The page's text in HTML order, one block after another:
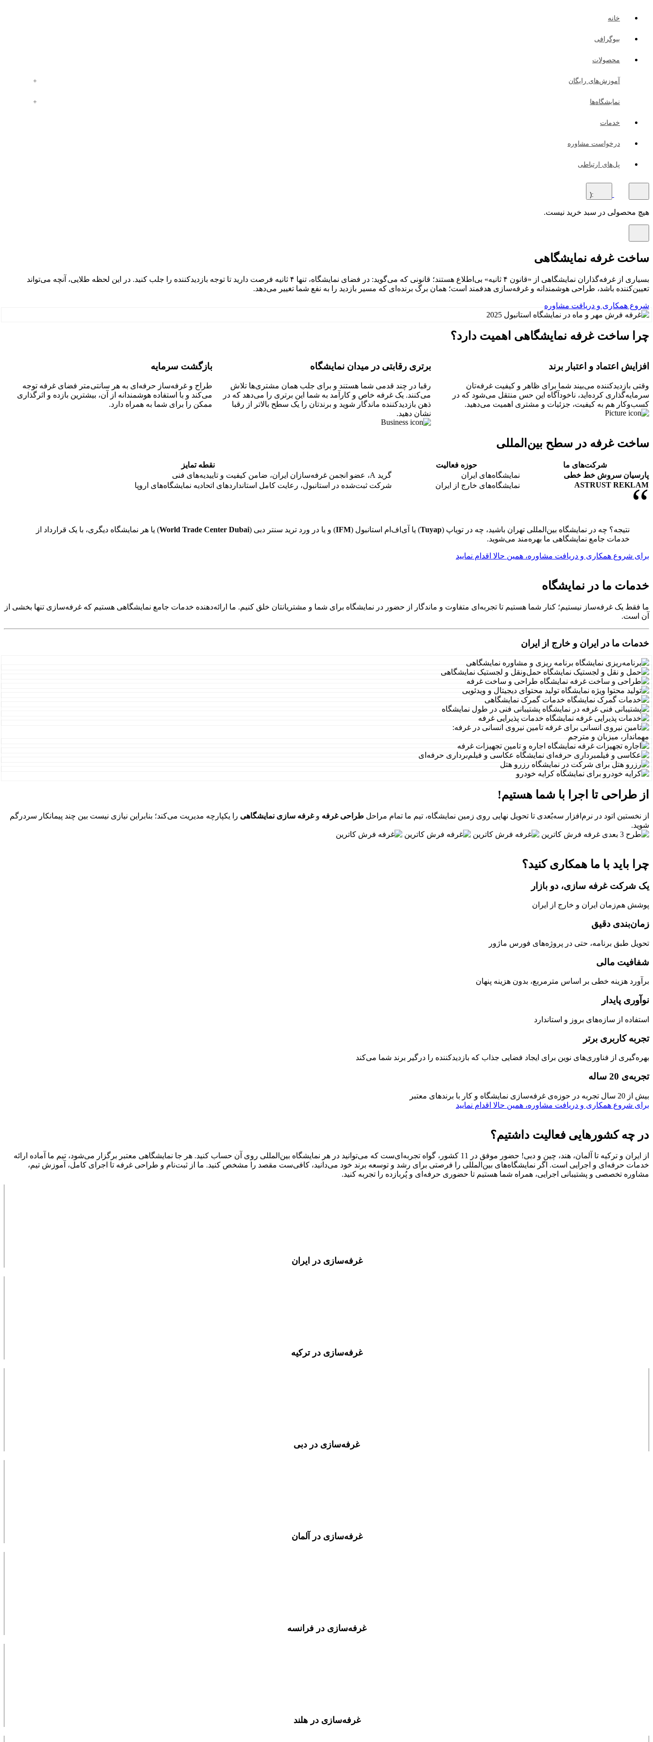
خانه
بیوگرافی
محصولات
آموزش‌های رایگان
نمایشگاه‌ها
خدمات
درخواست مشاوره
پل‌های ارتباطی
:(
هیچ محصولی در سبد خرید نیست.
ساخت غرفه نمایشگاهی
بسیاری از غرفه‌گذاران نمایشگاهی از «قانون ۴ ثانیه» بی‌اطلاع هستند؛ قانونی که می‌گوید: در فضای نمایشگاه، تنها ۴ ثانیه فرصت دارید تا توجه بازدیدکننده را جلب کنید. در این لحظه‌ طلایی، آنچه می‌تواند
تعیین‌کننده باشد، طراحی هوشمندانه و غرفه‌سازی هدفمند است؛ همان برگ برنده‌ای که مسیر بازدید را به نفع شما تغییر می‌دهد.
شروع همکاری و دریافت مشاوره
چرا ساخت غرفه نمایشگاهی اهمیت دارد؟
افزایش اعتماد و اعتبار برند
وقتی بازدیدکننده می‌بیند شما برای ظاهر و کیفیت غرفه‌تان
سرمایه‌گذاری کرده‌اید، ناخودآگاه این حس منتقل می‌شود که در
کسب‌وکار هم به کیفیت، جزئیات و مشتری اهمیت می‌دهید.
برتری رقابتی در میدان نمایشگاه
رقبا در چند قدمی شما هستند و برای جلب همان مشتری‌ها تلاش
می‌کنند. یک غرفه خاص و کارآمد به شما این برتری را می‌دهد که در
ذهن بازدیدکننده ماندگار شوید و برندتان را یک سطح بالاتر از رقبا
نشان دهید.
بازگشت سرمایه
طراح و غرفه‌ساز حرفه‌ای به هر سانتی‌متر فضای غرفه توجه
می‌کند و با استفاده هوشمندانه از آن، بیشترین بازده و اثرگذاری
ممکن را برای شما به همراه دارد.
ساخت غرفه در سطح بین‌المللی
شرکت‌های ما حوزه فعالیت
نقطه تمایز
پارسیان سروش خط خطی
نمایشگاه‌های ایران
گرید A، عضو انجمن غرفه‌سازان ایران، ضامن کیفیت و تاییدیه‌های فنی
ASTRUST REKLAM
نمایشگاه‌های خارج از ایران شرکت ثبت‌شده در استانبول، رعایت کامل استانداردهای اتحادیه نمایشگاه‌های اروپا “
نتیجه؟ چه در نمایشگاه بین‌المللی تهران باشید، چه در تویاپ (Tuyap) یا آی‌اف‌ام استانبول (IFM) و یا در ورد ترید سنتر دبی (World Trade Center Dubai) یا هر نمایشگاه دیگری، با یک قرارداد از
خدمات جامع نمایشگاهی ما بهره‌مند می‌شوید.
برای شروع همکاری و دریافت مشاوره، همین حالا اقدام نمایید
خدمات ما در نمایشگاه
ما فقط یک غرفه‌ساز نیستیم؛ کنار شما هستیم تا تجربه‌ای متفاوت و ماندگار از حضور در نمایشگاه برای شما و مشتریانتان خلق کنیم. ما ارائه‌دهنده خدمات جامع نمایشگاهی هستیم که غرفه‌سازی تنها بخشی از
آن است.
خدمات ما در ایران و خارج از ایران
برنامه ریزی و مشاوره نمایشگاهی
حمل‌ونقل و لجستیک نمایشگاهی
طراحی و ساخت غرفه
تولید محتوای دیجیتال و ویدئویی
خدمات گمرک نمایشگاهی
پشتیبانی فنی در طول نمایشگاه
خدمات پذیرایی غرفه
تامین نیروی انسانی در غرفه:
مهماندار، میزبان و مترجم​
اجاره و تامین تجهیزات غرفه
عکاسی و فیلم‌برداری حرفه‌ای
رزرو هتل
کرایه خودرو
از طراحی تا اجرا با شما هستیم!
از نخستین اتود در نرم‌افزار سه‌بُعدی تا تحویل نهایی روی زمین نمایشگاه، تیم ما تمام مراحل طراحی غرفه وغرفه سازی نمایشگاهی را یکپارچه مدیریت می‌کند؛ بنابراین نیازی نیست بین چند پیمانکار سردرگم
شوید.
چرا باید با ما همکاری کنید؟
یک شرکت غرفه سازی، دو بازار
پوشش هم‌زمان ایران و خارج از ایران
زمان‌بندی دقیق
تحویل طبق برنامه، حتی در پروژه‌های فورس ماژور
شفافیت مالی
برآورد هزینه خطی بر اساس مترمربع، بدون هزینه‌ پنهان
نوآوری پایدار
استفاده از سازه‌‌های بروز و استاندارد
تجربه کاربری برتر
بهره‌گیری از فناوری‌های نوین برای ایجاد فضایی جذاب که بازدیدکننده را درگیر برند شما می‌کند
تجربه‌ی 20 ساله
بیش از 20 سال تجربه در حوزه‌ی غرفه‌سازی نمایشگاه و کار با برندهای معتبر
برای شروع همکاری و دریافت مشاوره، همین حالا اقدام نمایید
در چه کشورهایی فعالیت داشتیم؟
از ایران و ترکیه تا آلمان، هند، چین و دبی! حضور موفق در 11 کشور، گواه تجربه‌ای‌ست که می‌توانید در هر نمایشگاه بین‌المللی روی آن حساب کنید. هر جا نمایشگاهی معتبر برگزار می‌شود، تیم ما آماده‌ ارائه
خدمات حرفه‌ای و اجرایی است. اگر نمایشگاه‌های بین‌المللی را فرصتی برای رشد و توسعه برند خود می‌دانید، کافی‌ست مقصد را مشخص کنید. ما از ثبت‌نام و طراحی غرفه تا اجرای کامل، آموزش تیم،
مشاوره تخصصی و پشتیبانی اجرایی، همراه شما هستیم تا حضوری حرفه‌ای و پُربازده را تجربه کنید.
غرفه‌سازی در ایران
غرفه‌سازی در ترکیه
غرفه‌سازی در دبی
غرفه‌سازی در آلمان
غرفه‌سازی در فرانسه
غرفه‌سازی در هلند